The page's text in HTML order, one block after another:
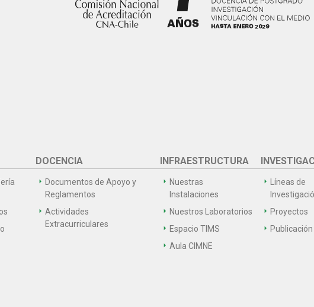
DOCENCIA
Documentos de Apoyo y
Reglamentos
Actividades
Extracurriculares
INFRAESTRUCTURA
Nuestras
Instalaciones
Nuestros Laboratorios
Espacio TIMS
Aula CIMNE
Líneas de
Proyectos
Publicación